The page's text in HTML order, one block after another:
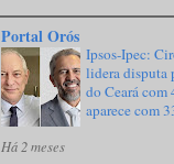
Portal Orós
Ipsos-Ipec:
lidera disputa
do Ceará
aparece com
Há 2 meses